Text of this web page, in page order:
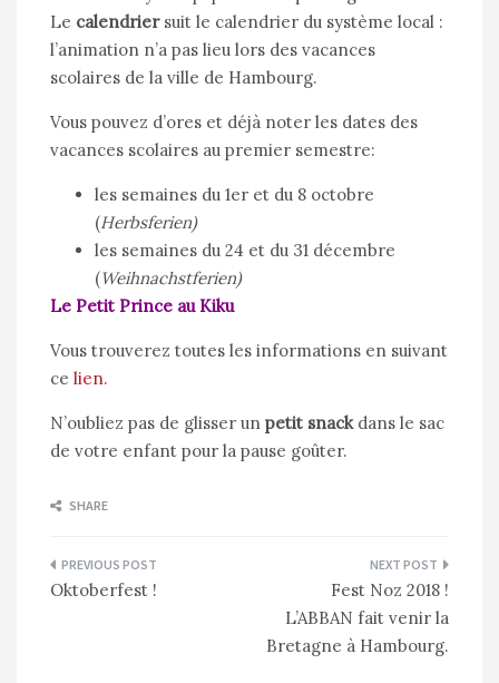
Le calendriersuit le calendrier du système local :
l’animation n’a pas lieu lors des vacances
scolaires de la ville de Hambourg.
Vous pouvez d’ores et déjà noter les dates des
vacances scolaires au premier semestre:
les semaines du 1er et du 8 octobre
(Herbsferien)
les semaines du 24 et du 31 décembre
(Weihnachstferien)
Le Petit Prince au Kiku
Vous trouverez toutes les informations en suivant
ce lien.
N’oubliez pas de glisser un petit snack dans le sac
de votre enfant pour la pause goûter.
SHARE
Navigation
de
Oktoberfest !
Fest Noz 2018 !
L’ABBAN fait venir la
Bretagne à Hambourg.